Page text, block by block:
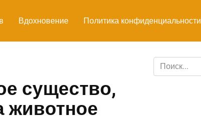
Вдохновение Политика конфиденциальности
существо,
животное
Search
for: